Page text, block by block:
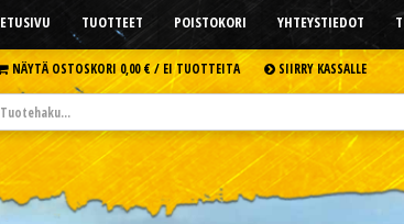
ETUSIVU TUOTTEET POISTOKORI YHTEYSTIEDOT
NÄYTÄ OSTOSKORI 0,00 € /EI TUOTTEITA SIIRRY KASSALLE